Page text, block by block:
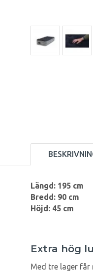
Längd: 195 cm
Bredd: 90 cm
Höjd: 45 cm
Extra hög
Med tre lager